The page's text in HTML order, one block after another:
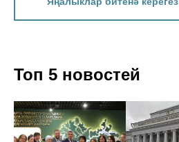
Топ 5 новостей